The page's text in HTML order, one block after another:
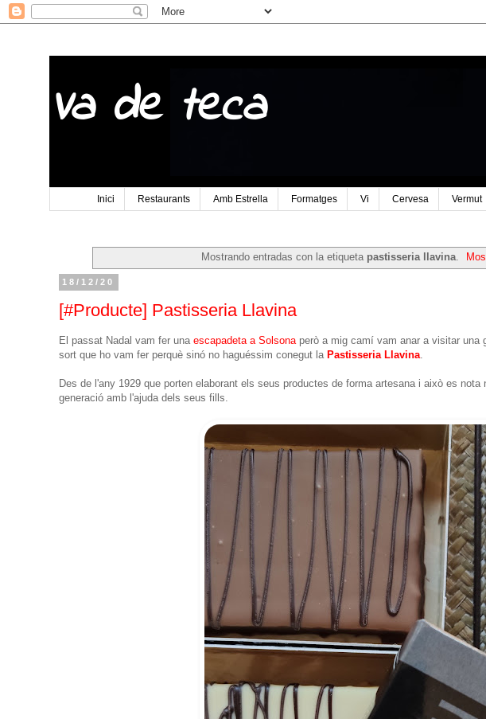
Va de teca
Inici Restaurants Amb Estrella Formatges Vi Cervesa Vermut
Mostrando entradas con la etiqueta pastisseria llavina.
18/12/20
[#Producte] Pastisseria Llavina
El passat Nadal vam fer una escapadeta a Solsona però a mig camí vam anar a visitar una
sort que ho vam fer perquè sinó no haguéssim conegut la Pastisseria Llavina
Des de l'any 1929 que porten elaborant els seus productes de forma artesana i això es
generació amb l'ajuda dels seus fills.